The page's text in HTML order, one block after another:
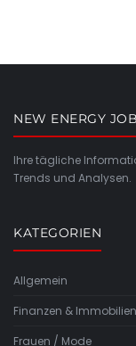
NEW ENERGY
Ihre tägliche
Trends und Analysen.
KATEGORIEN
Allgemein
Finanzen & Immobilien
Frauen / Mode